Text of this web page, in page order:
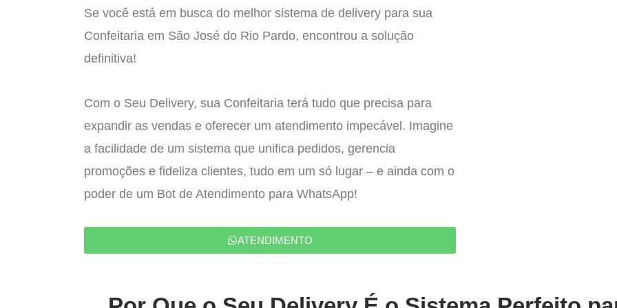
Se você está em busca do melhor sistema de delivery para sua
Confeitaria em São José do Rio Pardo, encontrou a solução
definitiva!
Com o Seu Delivery, sua Confeitaria terá tudo que precisa para
expandir as vendas e oferecer um atendimento impecável. Imagine
a facilidade de um sistema que unifica pedidos, gerencia
promoções e fideliza clientes, tudo em um só lugar – e ainda com o
poder de um Bot de Atendimento para WhatsApp!
ATENDIMENTO